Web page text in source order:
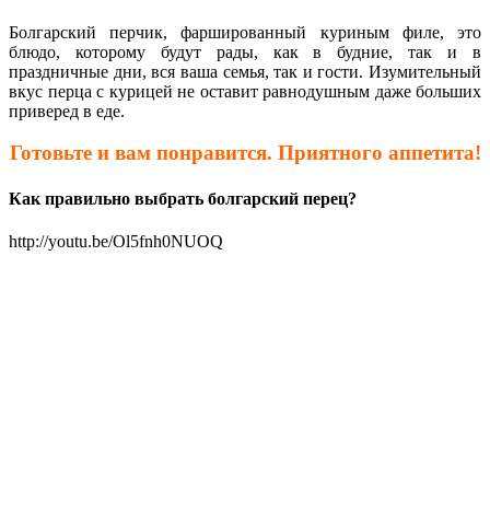
Болгарский перчик, фаршированный куриным филе, это
блюдо, которому будут рады, как в будние, так и в
праздничные дни, вся ваша семья, так и гости. Изумительный
вкус перца с курицей не оставит равнодушным даже больших
приверед в еде.
Готовьте и вам понравится. Приятного аппетита!
Как правильно выбрать болгарский перец?
http://youtu.be/Ol5fnh0NUOQ